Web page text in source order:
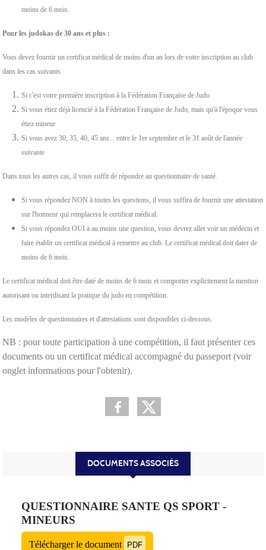
moins de 6 mois.
Pour les judokas de 30 ans et plus :
Vous devez fournir un certificat médical de moins d'un an lors de votre inscription au club
dans les cas suivants
Si c'est votre première inscription à la Fédération Française de Judo
Si vous étiez déjà licencié à la Fédération Française de Judo, mais qu'à l'époque vous
étiez mineur
Si vous avez 30, 35, 40, 45 ans... entre le 1er septembre et le 31 août de l'année
suivante
Dans tous les autres cas, il vous suffit de répondre au questionnaire de santé.
Si vous répondez NON à toutes les questions, il vous suffira de fournir une attestation
sur l'honneur qui remplacera le certificat médical.
Si vous répondez OUI à au moins une question, vous devrez aller voir un médecin et
faire établir un certificat médical à remettre au club. Le certificat médical doit dater de
moins de 6 mois.
Le certificat médical doit être daté de moins de 6 mois et comporter explicitement la mention
autorisant ou interdisant la pratique du judo en compétition.
Les modèles de questionnaires et d'attestations sont disponibles ci-dessous.
NB : pour toute participation à une compétition, il faut présenter ces
documents ou un certificat médical accompagné du passeport (voir
onglet informations pour l'obtenir).
DOCUMENTS ASSOCIÉS
QUESTIONNAIRE SANTE QS SPORT -
MINEURS
Télécharger le document PDF